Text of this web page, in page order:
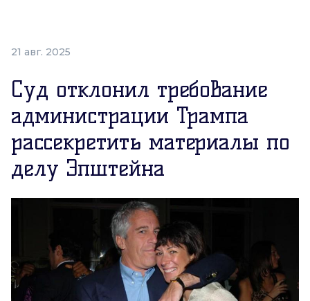
21 авг. 2025
Суд отклонил требование
администрации Трампа
рассекретить материалы по
делу Эпштейна